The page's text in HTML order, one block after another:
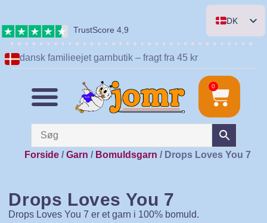
TrustScore 4,9
DK
EN
NL
dansk familieejet garnbutik – fragt fra 45 kr
0
Forside/ Garn / Bomuldsgarn / Drops Loves You 7
Drops Loves You 7
Drops Loves You 7 er et garn i 100% bomuld.